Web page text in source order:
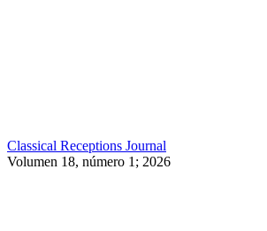
Classical Receptions Journal
Volumen 18, número 1; 2026